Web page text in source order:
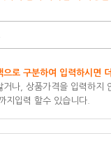
으로 구분하여 입력하시면
거나, 상품가격을 입력하지
지입력 할수 있습니다.